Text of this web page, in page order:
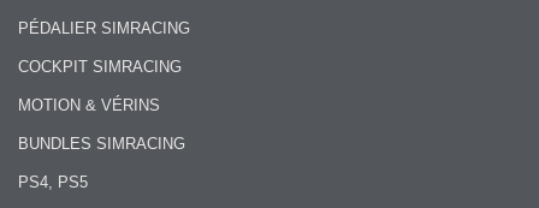
PÉDALIER SIMRACING
COCKPIT SIMRACING
MOTION & VÉRINS
BUNDLES SIMRACING
PS4, PS5